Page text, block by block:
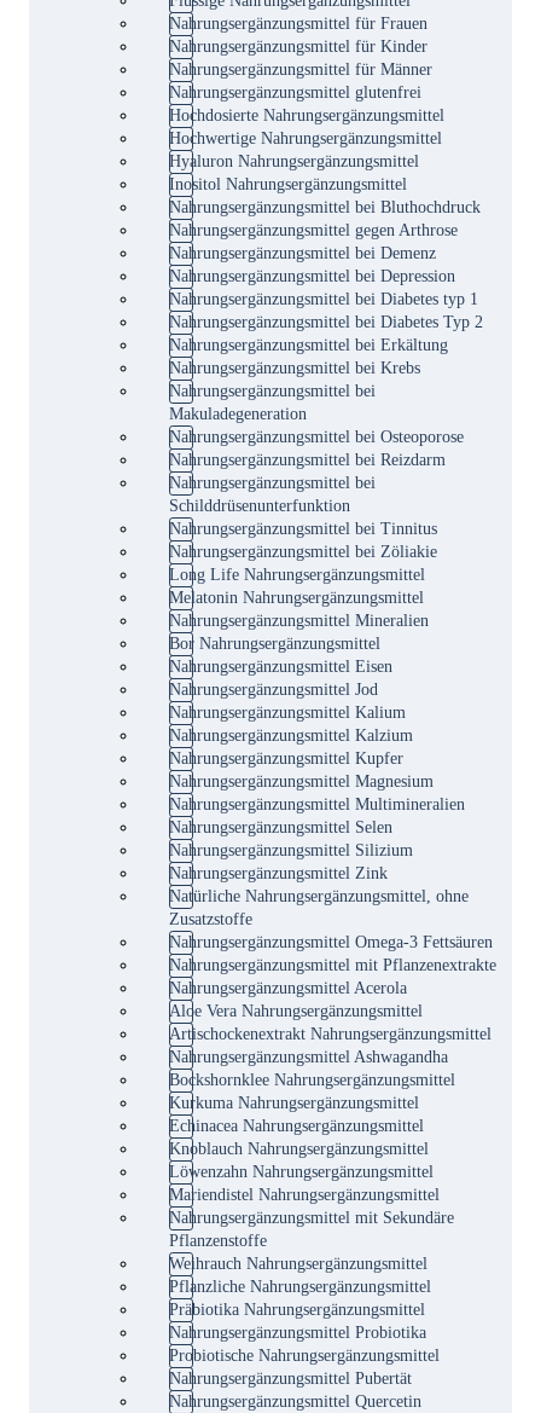
Nahrungsergänzungsmittel für Frauen
Nahrungsergänzungsmittel für Kinder
Nahrungsergänzungsmittel für Männer
Nahrungsergänzungsmittel glutenfrei
Hochdosierte Nahrungsergänzungsmittel
Hochwertige Nahrungsergänzungsmittel
Hyaluron Nahrungsergänzungsmittel
Inositol Nahrungsergänzungsmittel
Nahrungsergänzungsmittel bei Bluthochdruck
Nahrungsergänzungsmittel gegen Arthrose
Nahrungsergänzungsmittel bei Demenz
Nahrungsergänzungsmittel bei Depression
Nahrungsergänzungsmittel bei Diabetes typ 1
Nahrungsergänzungsmittel bei Diabetes Typ 2
Nahrungsergänzungsmittel bei Erkältung
Nahrungsergänzungsmittel bei Krebs
Nahrungsergänzungsmittel bei
Makuladegeneration
Nahrungsergänzungsmittel bei Osteoporose
Nahrungsergänzungsmittel bei Reizdarm
Nahrungsergänzungsmittel bei
Schilddrüsenunterfunktion
Nahrungsergänzungsmittel bei Tinnitus
Nahrungsergänzungsmittel bei Zöliakie
Long Life Nahrungsergänzungsmittel
Melatonin Nahrungsergänzungsmittel
Nahrungsergänzungsmittel Mineralien
Bor Nahrungsergänzungsmittel
Nahrungsergänzungsmittel Eisen
Nahrungsergänzungsmittel Jod
Nahrungsergänzungsmittel Kalium
Nahrungsergänzungsmittel Kalzium
Nahrungsergänzungsmittel Kupfer
Nahrungsergänzungsmittel Magnesium
Nahrungsergänzungsmittel Multimineralien
Nahrungsergänzungsmittel Selen
Nahrungsergänzungsmittel Silizium
Nahrungsergänzungsmittel Zink
Natürliche Nahrungsergänzungsmittel, ohne
Zusatzstoffe
Nahrungsergänzungsmittel Omega-3 Fettsäuren
Nahrungsergänzungsmittel mit Pflanzenextrakte
Nahrungsergänzungsmittel Acerola
Aloe Vera Nahrungsergänzungsmittel
Artischockenextrakt Nahrungsergänzungsmittel
Nahrungsergänzungsmittel Ashwagandha
Bockshornklee Nahrungsergänzungsmittel
Kurkuma Nahrungsergänzungsmittel
Echinacea Nahrungsergänzungsmittel
Knoblauch Nahrungsergänzungsmittel
Löwenzahn Nahrungsergänzungsmittel
Mariendistel Nahrungsergänzungsmittel
Nahrungsergänzungsmittel mit Sekundäre
Pflanzenstoffe
Weihrauch Nahrungsergänzungsmittel
Pflanzliche Nahrungsergänzungsmittel
Präbiotika Nahrungsergänzungsmittel
Nahrungsergänzungsmittel Probiotika
Probiotische Nahrungsergänzungsmittel
Nahrungsergänzungsmittel Pubertät
Nahrungsergänzungsmittel Quercetin